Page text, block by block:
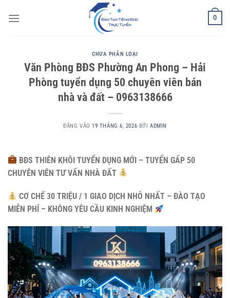
qua
0
CHƯA PHÂN LOẠI
Văn Phòng BĐS Phường An Phong – Hải
Phòng tuyển dụng 50 chuyên viên bán
nhà và đất – 0963138666
ĐĂNG VÀO19 THÁNG 6, 2026 BỞI ADMIN
BĐS THIÊN KHÔI TUYỂN DỤNG MỚI – TUYỂN GẤP 50
CHUYÊN VIÊN TƯ VẤN NHÀ ĐẤT
CƠ CHẾ 30 TRIỆU / 1 GIAO DỊCH NHỎ NHẤT – ĐÀO TẠO
MIỄN PHÍ – KHÔNG YÊU CẦU KINH NGHIỆM